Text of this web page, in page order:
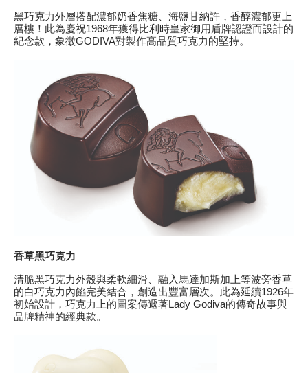
黑巧克力外層搭配濃郁奶香焦糖、海鹽甘納許，香醇濃郁更上
層樓！此為慶祝1968年獲得比利時皇家御用盾牌認證而設計的
紀念款，象徵GODIVA對製作高品質巧克力的堅持。
香草黑巧克力
清脆黑巧克力外殼與柔軟細滑、融入馬達加斯加上等波旁香草
的白巧克力內餡完美結合，創造出豐富層次。此為延續1926年
初始設計，巧克力上的圖案傳遞著Lady Godiva的傳奇故事與
品牌精神的經典款。